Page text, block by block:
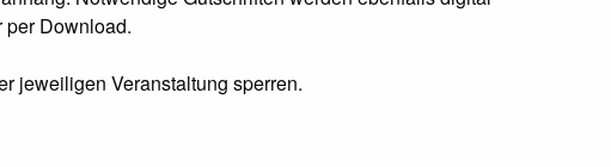
per Download.
jeweiligen Veranstaltung sperren.